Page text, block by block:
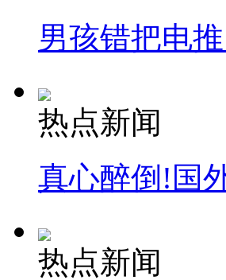
男孩错把电
热点新闻
真心醉倒!国
热点新闻